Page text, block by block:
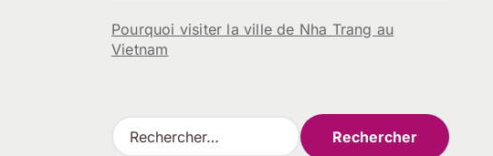
Pourquoi visiter la ville de Nha Trang au
Vietnam
R
e